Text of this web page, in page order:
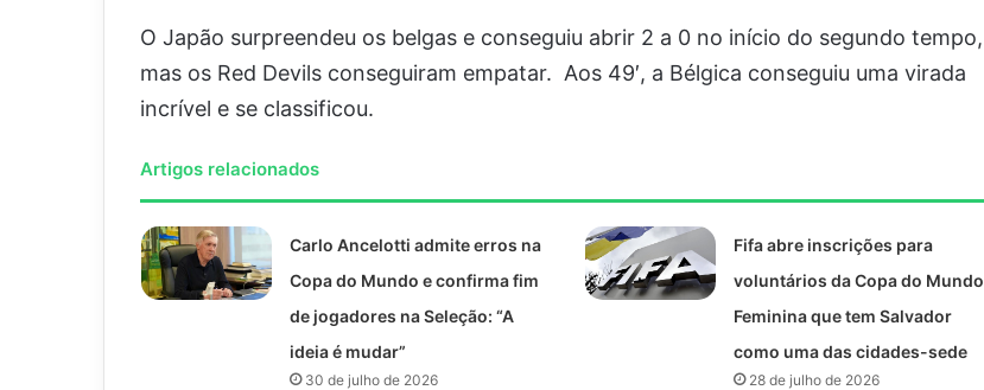
O Japão surpreendeu os belgas e conseguiu abrir 2 a 0 no início do segundo tempo,
mas os Red Devils conseguiram empatar. Aos 49′, a Bélgica conseguiu uma virada
incrível e se classificou.
Artigos relacionados
Carlo Ancelotti admite erros na
Copa do Mundo e confirma fim
de jogadores na Seleção: “A
ideia é mudar”
30 de julho de 2026
Fifa abre inscrições para
voluntários da Copa do Mundo
Feminina que tem Salvador
como uma das cidades-sede
28 de julho de 2026